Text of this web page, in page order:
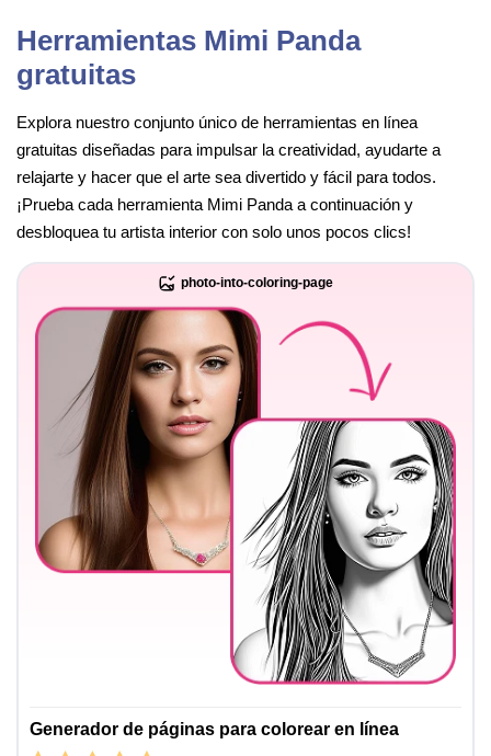
Herramientas Mimi Panda
gratuitas
Explora nuestro conjunto único de herramientas en línea
gratuitas diseñadas para impulsar la creatividad, ayudarte a
relajarte y hacer que el arte sea divertido y fácil para todos.
¡Prueba cada herramienta Mimi Panda a continuación y
desbloquea tu artista interior con solo unos pocos clics!
photo-into-coloring-page
Generador de páginas para colorear en línea